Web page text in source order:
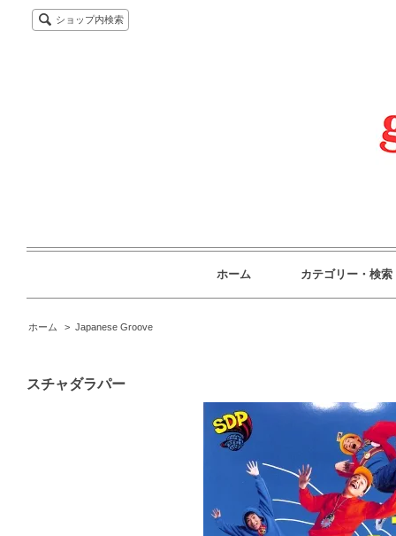
ショップ内検索
ホーム カテゴリー・検索
ホーム > Japanese Groove
スチャダラパー